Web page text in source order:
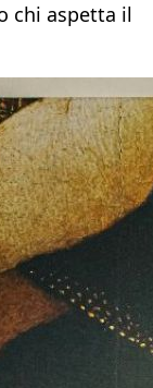
chi aspetta il